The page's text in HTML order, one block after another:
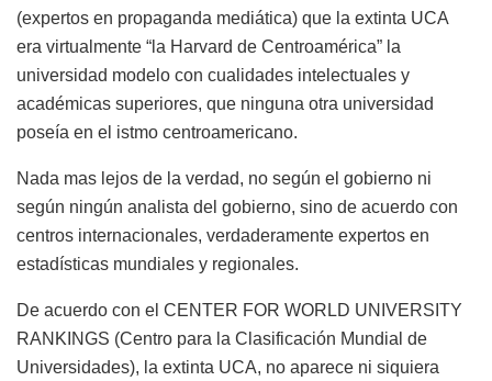
(expertos en propaganda mediática) que la extinta UCA
era virtualmente “la Harvard de Centroamérica” la
universidad modelo con cualidades intelectuales y
académicas superiores, que ninguna otra universidad
poseía en el istmo centroamericano.
Nada mas lejos de la verdad, no según el gobierno ni
según ningún analista del gobierno, sino de acuerdo con
centros internacionales, verdaderamente expertos en
estadísticas mundiales y regionales.
De acuerdo con el CENTER FOR WORLD UNIVERSITY
RANKINGS (Centro para la Clasificación Mundial de
Universidades), la extinta UCA, no aparece ni siquiera